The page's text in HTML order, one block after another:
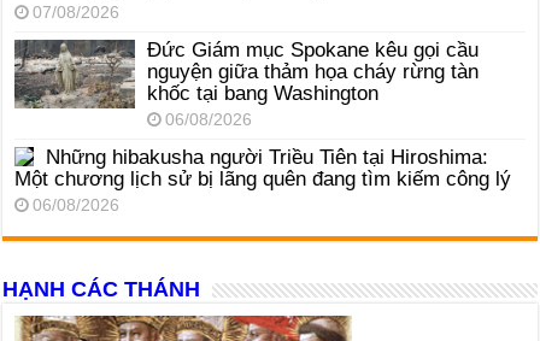
07/08/2026
Đức Giám mục Spokane kêu gọi cầu
nguyện giữa thảm họa cháy rừng tàn
khốc tại bang Washington
06/08/2026
Những hibakusha người Triều Tiên tại Hiroshima:
Một chương lịch sử bị lãng quên đang tìm kiếm công lý
06/08/2026
HẠNH CÁC THÁNH